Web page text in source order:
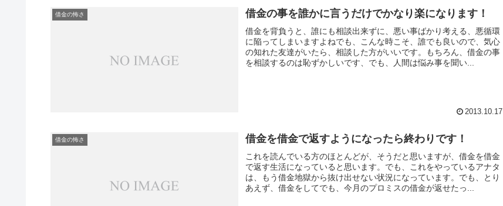
借金の怖さ 借金の事を誰かに言うだけでかなり楽になります！
借金を背負うと、誰にも相談出来ずに、悪い事ばかり考える、悪循環
に陥ってしまいますよねでも、こんな時こそ、誰でも良いので、気心
の知れた友達がいたら、相談した方がいいです。もちろん、借金の事
を相談するのは恥ずかしいです、でも、人間は悩み事を聞い...
2013.10.17
借金の怖さ 借金を借金で返すようになったら終わりです！
これを読んでいる方のほとんどが、そうだと思いますが、借金を借金
で返す生活になっていると思います。でも、これをやっているアナタ
は、もう借金地獄から抜け出せない状況になっています。でも、とり
あえず、借金をしてでも、今月のプロミスの借金が返せたっ...